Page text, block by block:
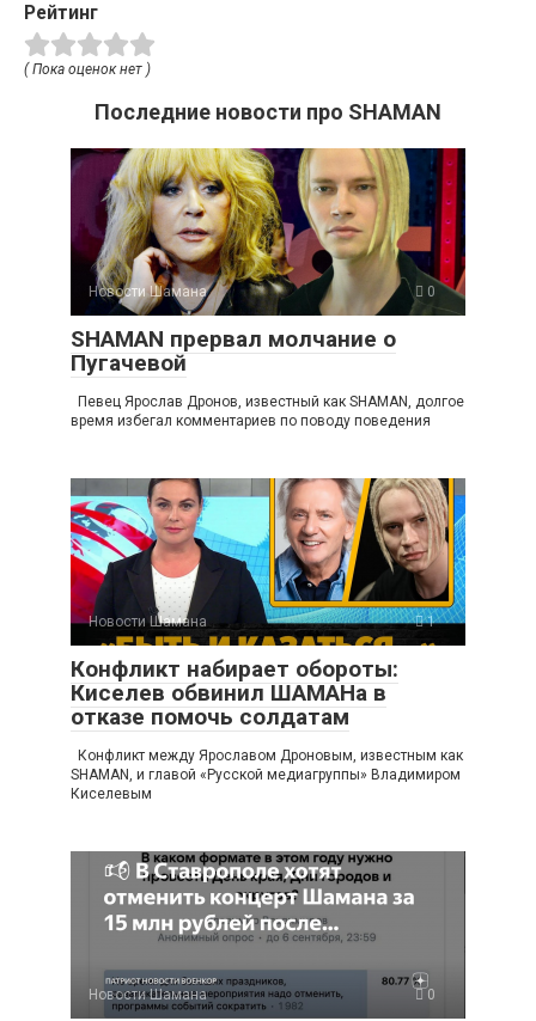
Рейтинг
( Пока оценок нет )
Последние новости про SHAMAN
Новости Шамана 0
SHAMAN прервал молчание о
Пугачевой
Певец Ярослав Дронов, известный как SHAMAN, долгое
время избегал комментариев по поводу поведения
Новости Шамана 1
Конфликт набирает обороты:
Киселев обвинил ШАМАНа в
отказе помочь солдатам
Конфликт между Ярославом Дроновым, известным как
SHAMAN, и главой «Русской медиагруппы» Владимиром
Киселевым
Новости Шамана 0